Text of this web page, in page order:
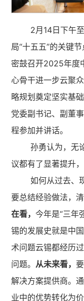
2月14日下午
局“十五五”的关键
密鼓召开2025年度
心骨干进一步云聚
略规划奠定坚实基
党委副书记、副董
程参加并讲话。
孙勇认为，无
议都有了显著提升
如何从过去、
要总结经验做法，
在看，今年是“三年
锡的发展史就是中
术问题云锡都经历
问题。 从未来看，
解决方案提供商。
业中的优势转化为